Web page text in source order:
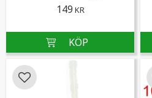
149 KR
Lägg till i favoriter